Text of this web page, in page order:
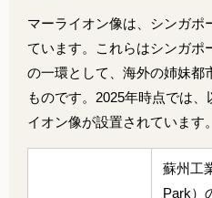
マーライオン像は、シンガポ
ています。これらはシンガポ
の一環として、海外の姉妹都
ものです。2025年時点では
イオン像が設置されています。
蘇州工
Park）